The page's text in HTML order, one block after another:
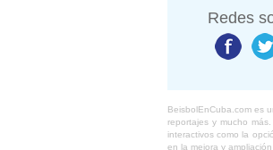
Redes
BeisbolEnCuba.com es
reportajes y mucho
interactivos como la
en la mejora y